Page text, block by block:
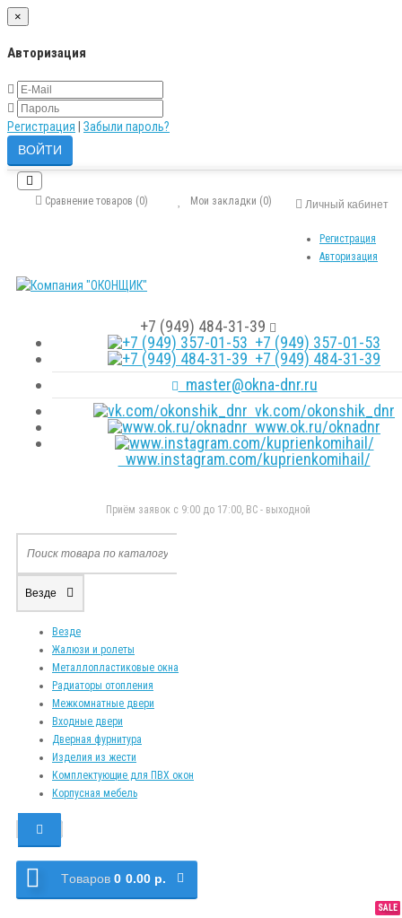
×
Авторизация
Регистрация Забыли пароль?
Личный кабинет
Регистрация
Авторизация
Мои закладки (0)
Сравнение товаров (0)
+7 (949) 484-31-39
+7 (949) 357-01-53
+7 (949) 484-31-39
master@okna-dnr.ru
vk.com/okonshik_dnr
www.ok.ru/oknadnr
www.instagram.com/kuprienkomihail/
Приём заявок с 9:00 до 17:00, ВС - выходной
Везде
Везде
Жалюзи и ролеты
Металлопластиковые окна
Радиаторы отопления
Межкомнатные двери
Входные двери
Дверная фурнитура
Изделия из жести
Комплектующие для ПВХ окон
Корпусная мебель
Tоваров 0 0.00 р.
NEW
TOP
SALE